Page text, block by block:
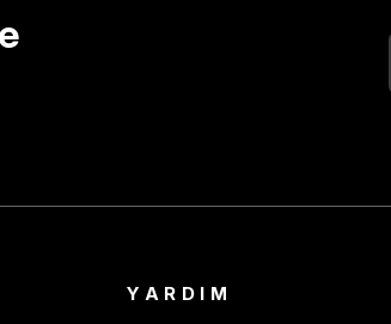
YARDIM